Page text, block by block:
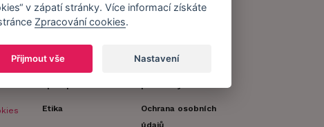
s
Náš tým
Caresse v
médiích
Naši partneři a
Etika
Registrace
Ochrana osobních
údajů
v zápatí stránky. Více informací získáte
Zpracování cookies.
Přijmout vše Nastavení